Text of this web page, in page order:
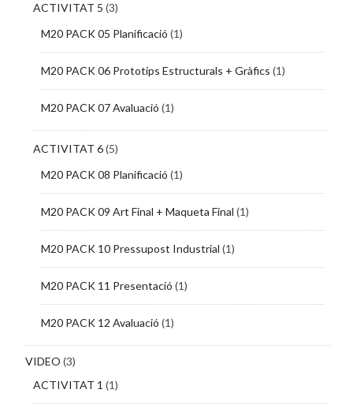
ACTIVITAT 5 (3)
M20 PACK 05 Planificació (1)
M20 PACK 06 Prototips Estructurals + Gràfics (1)
M20 PACK 07 Avaluació (1)
ACTIVITAT 6(5)
M20 PACK 08 Planificació (1)
M20 PACK 09 Art Final + Maqueta Final (1)
M20 PACK 10 Pressupost Industrial (1)
M20 PACK 11 Presentació (1)
M20 PACK 12 Avaluació (1)
VIDEO (3)
ACTIVITAT 1 (1)